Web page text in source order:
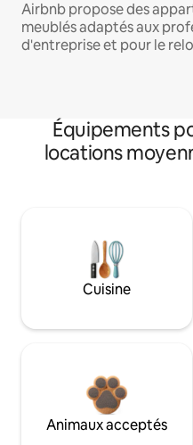
Airbnb propose des
meublés adaptés aux
d'entreprise et pour le
Équipements
locations
Cuisine
Animaux acceptés